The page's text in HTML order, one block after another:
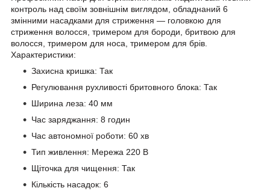
контроль над своїм зовнішнім виглядом, обладнаний 6
змінними насадками для стриження — головкою для
стриження волосся, тримером для бороди, бритвою для
волосся, тримером для носа, тримером для брів.
Характеристики:
Захисна кришка: Так
Регулювання рухливості бритовного блока: Так
Ширина леза: 40 мм
Час заряджання: 8 годин
Час автономної роботи: 60 хв
Тип живлення: Мережа 220 В
Щіточка для чищення: Так
Кількість насадок: 6